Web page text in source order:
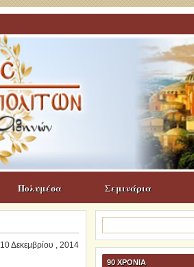
Πολυμέσα Σεμινάρια
10 Δεκεμβρίου , 2014
για:
90 ΧΡΟΝΙΑ